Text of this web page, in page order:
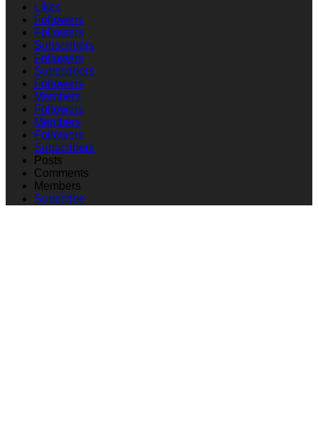
Likes
Followers
Followers
Subscribers
Followers
Subscribers
Followers
Members
Followers
Members
Followers
Subscribers
Posts
Comments
Members
Subscribe